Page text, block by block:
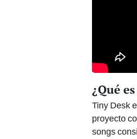
¿Qué
Tiny Desk
proyecto
songs